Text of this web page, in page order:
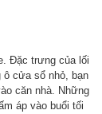
Đặc trưng của lối
ô cửa sổ nhỏ, bạn
căn nhà. Những
áp vào buổi tối